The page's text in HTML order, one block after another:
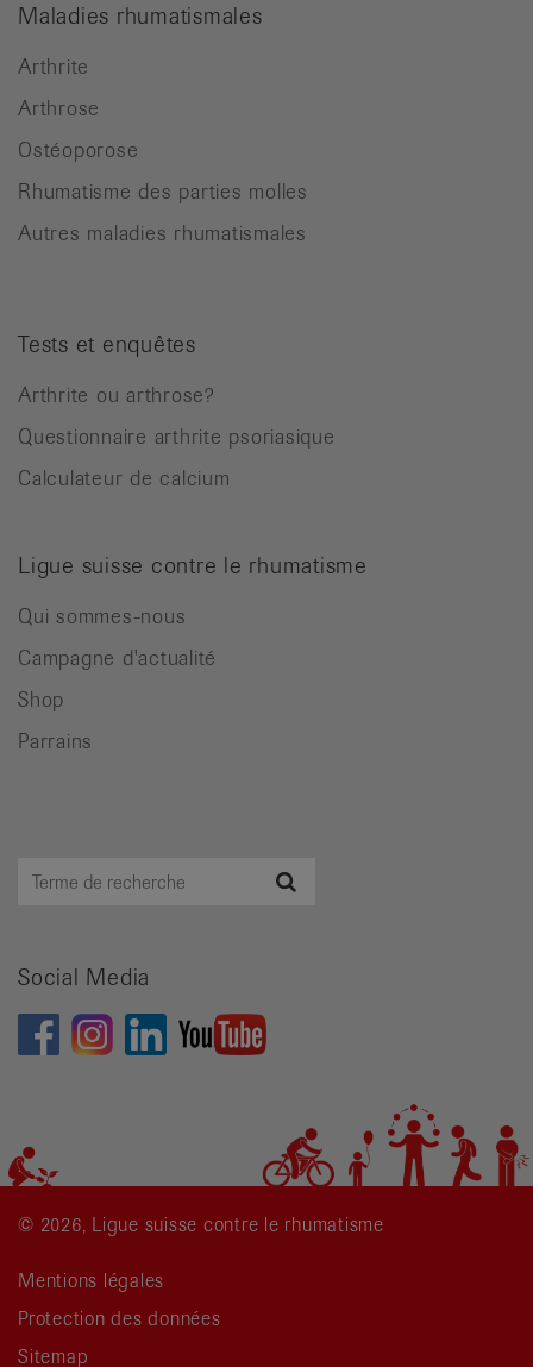
Maladies rhumatismales
Arthrite
Arthrose
Ostéoporose
Rhumatisme des parties molles
Autres maladies rhumatismales
Tests et enquêtes
Arthrite ou arthrose?
Questionnaire arthrite psoriasique
Calculateur de calcium
Ligue suisse contre le rhumatisme
Qui sommes-nous
Campagne d'actualité
Shop
Parrains
Terme
Social Media
© 2026, Ligue suisse contre le rhumatisme
Mentions légales
Protection des données
Sitemap